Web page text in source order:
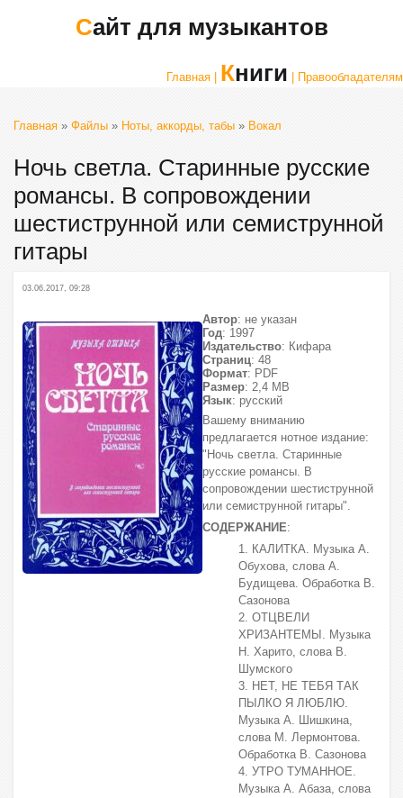
Сайт для музыкантов
Главная | Книги | Правообладателям
Главная » Файлы » Ноты, аккорды, табы » Вокал
Ночь светла. Старинные русские
романсы. В сопровождении
шестиструнной или семиструнной
гитары
03.06.2017, 09:28
Автор: не указан
Год: 1997
Издательство: Кифара
Страниц: 48
Формат: PDF
Размер: 2,4 МВ
Язык: русский
Вашему вниманию
предлагается нотное издание:
"Ночь светла. Старинные
русские романсы. В
сопровождении шестиструнной
или семиструнной гитары".
СОДЕРЖАНИЕ:
1. КАЛИТКА. Музыка А.
Обухова, слова А.
Будищева. Обработка В.
Сазонова
2. ОТЦВЕЛИ
ХРИЗАНТЕМЫ. Музыка
Н. Харито, слова В.
Шумского
3. НЕТ, НЕ ТЕБЯ ТАК
ПЫЛКО Я ЛЮБЛЮ.
Музыка А. Шишкина,
слова М. Лермонтова.
Обработка В. Сазонова
4. УТРО ТУМАННОЕ.
Музыка А. Абаза, слова